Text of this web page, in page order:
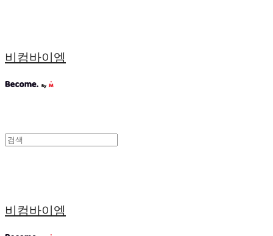
비컴바이엠
비컴바이엠